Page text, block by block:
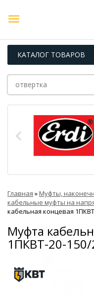
КАТАЛОГ ТОВАРОВ
Главная »Муфты,
кабельные муфты на
кабельная концевая
Муфта
1ПКВТ-20-150/